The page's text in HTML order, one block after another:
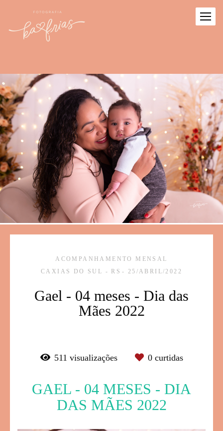
ACOMPANHAMENTO MENSAL
CAXIAS DO SUL - RS
25/ABRIL/2022
Gael - 04 meses - Dia das
Mães 2022
511 visualizações 0curtidas
GAEL - 04 MESES - DIA
DAS MÃES 2022